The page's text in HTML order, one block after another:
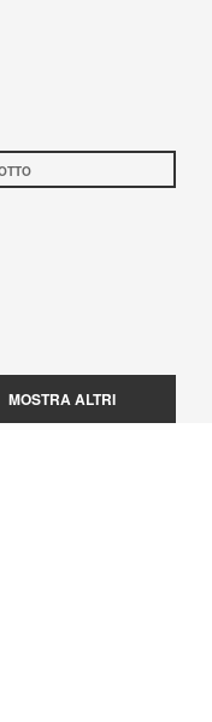
MOSTRA ALTRI